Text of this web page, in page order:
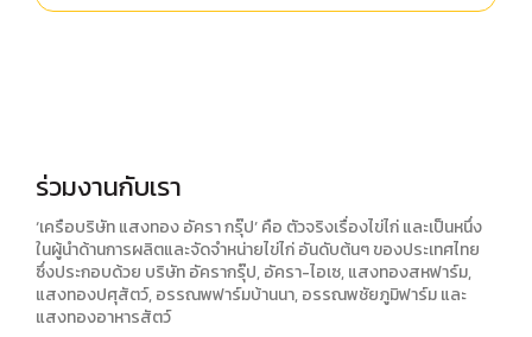
ร่วมงานกับเรา
‘เครือบริษัท แสงทอง อัครา กรุ๊ป’ คือ ตัวจริงเรื่องไข่ไก่ และเป็นหนึ่ง
ในผู้นำด้านการผลิตและจัดจำหน่ายไข่ไก่ อันดับต้นๆ ของประเทศไทย
ซึ่งประกอบด้วย บริษัท อัครากรุ๊ป, อัครา-ไอเซ, แสงทองสหฟาร์ม,
แสงทองปศุสัตว์, อรรณพฟาร์มบ้านนา, อรรณพชัยภูมิฟาร์ม และ
แสงทองอาหารสัตว์